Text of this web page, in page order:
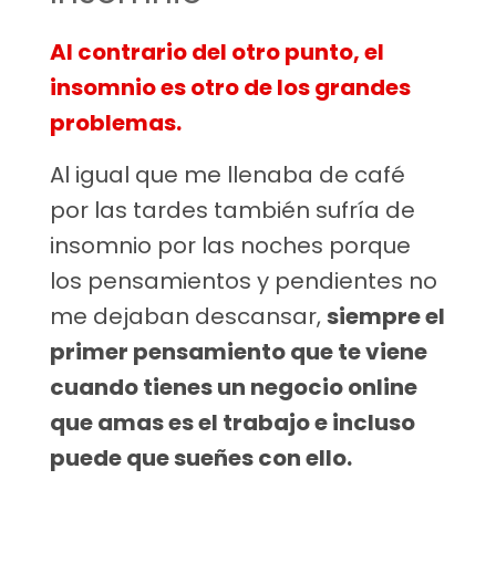
Al contrario del otro punto, el
insomnio es otro de los grandes
problemas.
Al igual que me llenaba de café
por las tardes también sufría de
insomnio por las noches porque
los pensamientos y pendientes no
me dejaban descansar,siempre el
primer pensamiento que te viene
cuando tienes un negocio online
que amas es el trabajo e incluso
puede que sueñes con ello.